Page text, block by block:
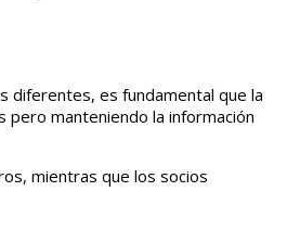
diferentes, es fundamental que la
manteniendo la información
mientras que los socios